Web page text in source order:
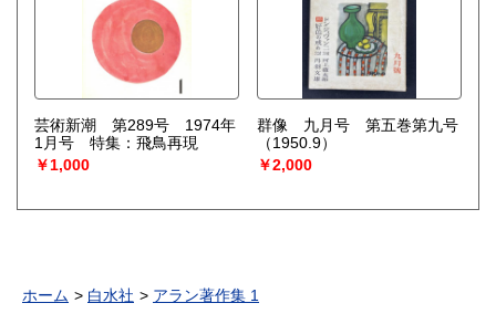
芸術新潮 第289号 1974年
1月号 特集：飛鳥再現
￥1,000
群像 九月号 第五巻第九号
（1950.9）
￥2,000
ホーム 白水社 アラン著作集 1